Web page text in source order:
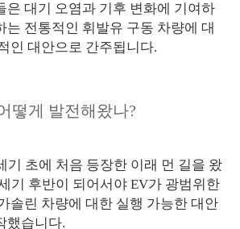
은 대기 오염과 기후 변화에 기여하
는 전통적인 휘발유 구동 차량에 대
인 대안으로 간주됩니다.
떻게 발전해왔나?
기 초에 처음 등장한 이래 먼 길을 왔
기 후반이 되어서야 EV가 광범위한
솔린 차량에 대한 실행 가능한 대안
했습니다.